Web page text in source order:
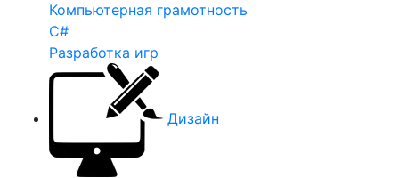
Компьютерная грамотность
C#
Разработка игр
Дизайн